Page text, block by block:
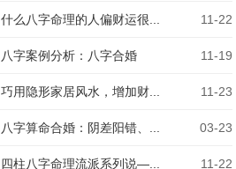
什么八字命理的人偏财运很... 11-22
八字案例分析：八字合婚 11-19
巧用隐形家居风水，增加财... 11-23
八字算命合婚：阴差阳错、... 03-23
四柱八字命理流派系列说—... 11-22